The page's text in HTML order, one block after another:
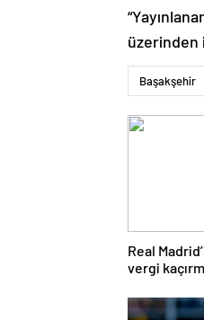
üzerinden
Başakşehir
Real
vergi